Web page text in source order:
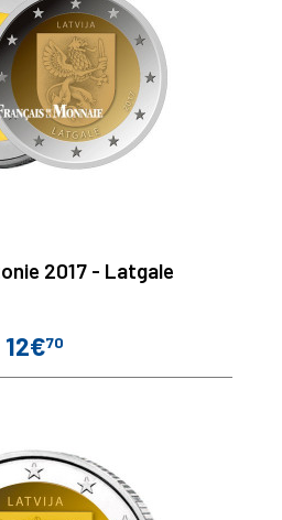
2017 - Latgale
Prix
12€70